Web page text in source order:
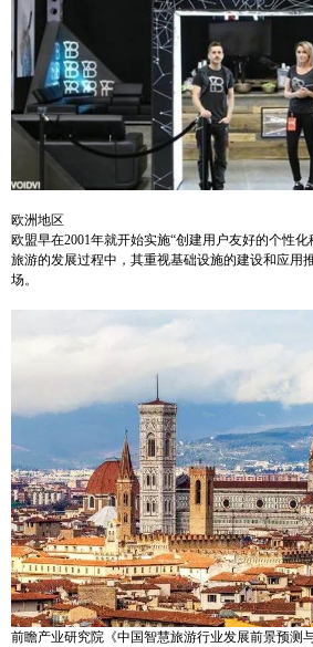
欧洲地区
欧盟早在2001年就开始实施“创建用户友好的个性
旅游的发展过程中，其重视基础设施的建设和应用
场。
前瞻产业研究院《中国智慧旅游行业发展前景预测